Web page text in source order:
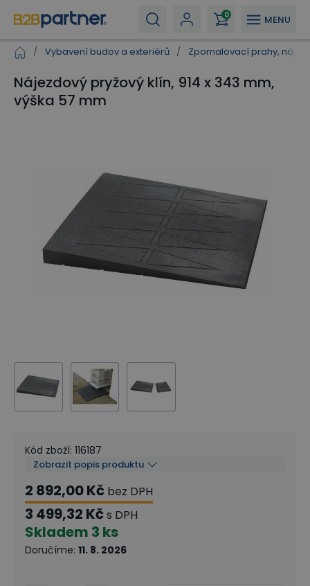
MENU
0
/ Vybavení budov a exteriérů / Zpomalovací prahy,
Nájezdový pryžový klín, 914 x 343 mm,
výška 57 mm
Kód zboží: 116187
Zobrazit popis produktu
2 892,00 Kč bez DPH
3 499,32 Kčs DPH
Skladem 3 ks
Doručíme: 11. 8. 2026